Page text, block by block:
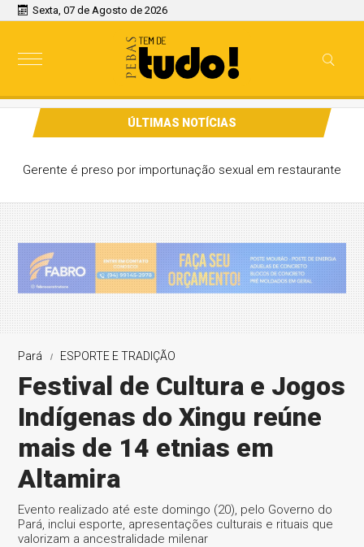
Sexta, 07 de Agosto de 2026
ÚLTIMAS NOTÍCIAS
Gerente é preso por importunação sexual em restaurante
Pará ESPORTE E TRADIÇÃO
Festival de Cultura e Jogos
Indígenas do Xingu reúne
mais de 14 etnias em
Altamira
Evento realizado até este domingo (20), pelo Governo do
Pará, inclui esporte, apresentações culturais e rituais que
valorizam a ancestralidade milenar